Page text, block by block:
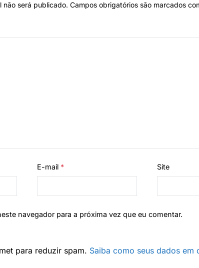
não será publicado. Campos obrigatórios são marcados
E-mail * Site
navegador para a próxima vez que eu comentar.
para reduzir spam. Saiba como seus dados em